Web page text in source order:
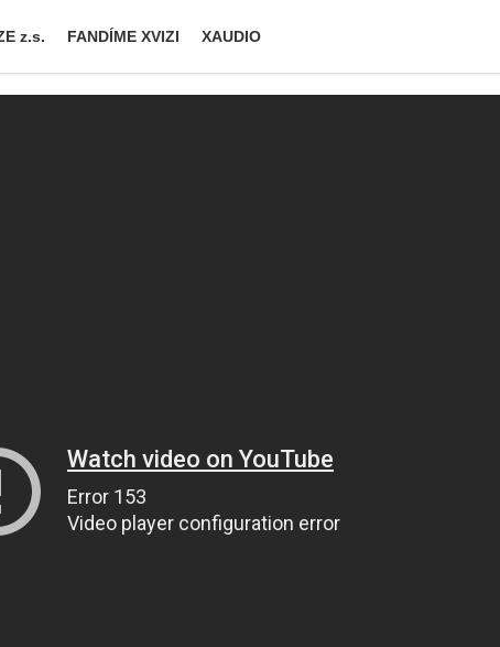
z.s. FANDÍME XVIZI XAUDIO